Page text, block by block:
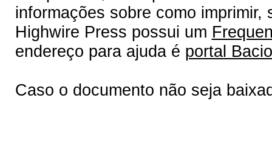
informações sobre como
Highwire Press possui um
endereço para ajuda é portal
Caso o documento não seja